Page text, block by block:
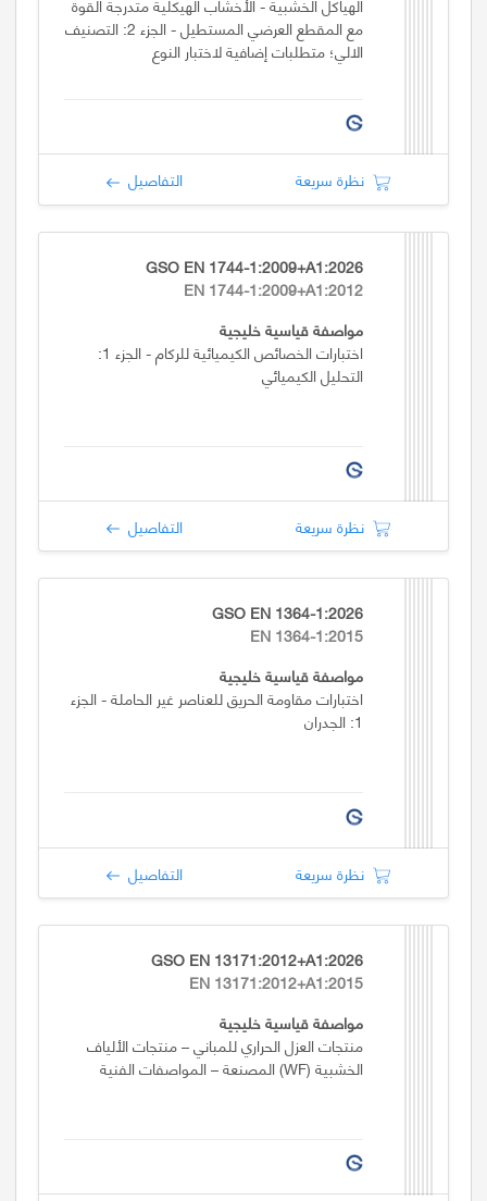
مع المقطع العرضي المستطيل - الجزء 2: التصنيف
الالي؛ متطلبات إضافية لاختبار النوع
نظرة سريعة التفاصيل
GSO EN 1744-1:2009+A1:2026
EN 1744-1:2009+A1:2012
مواصفة قياسية خليجية
اختبارات الخصائص الكيميائية للركام - الجزء 1:
التحليل الكيميائي
نظرة سريعة التفاصيل
GSO EN 1364-1:2026
EN 1364-1:2015
مواصفة قياسية خليجية
اختبارات مقاومة الحريق للعناصر غير الحاملة - الجزء
1: الجدران
نظرة سريعة التفاصيل
GSO EN 13171:2012+A1:2026
EN 13171:2012+A1:2015
مواصفة قياسية خليجية
منتجات العزل الحراري للمباني – منتجات الألياف
الخشبية (WF) المصنعة – المواصفات الفنية